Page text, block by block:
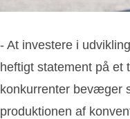
- At investere i
heftigt statement på et
konkurrenter bevæger
produktionen af